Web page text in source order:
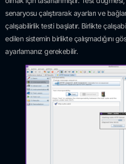
senaryosu çalıştırarak ayarları ve
çalışabilirlik testi başlatır. Birlikte
edilen sistemin birlikte çalışmadığını
ayarlamanız gerekebilir.